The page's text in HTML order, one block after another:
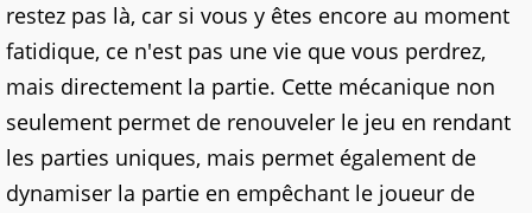
restez pas là, car si vous y êtes encore au moment
fatidique, ce n'est pas une vie que vous perdrez,
mais directement la partie. Cette mécanique non
seulement permet de renouveler le jeu en rendant
les parties uniques, mais permet également de
dynamiser la partie en empêchant le joueur de